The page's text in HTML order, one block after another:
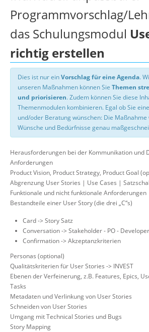
Programmvorschlag/
das Schulungsmodul
richtig erstellen
Dies ist nur einVorschlag für eine Agenda.
unseren Maßnahmen können Sie Themen
und priorisieren. Zudem können Sie diese
Themenmodulen kombinieren. Egal ob Sie
und/oder Beratung wünschen: Die Maßnahme
Wünsche und Bedürfnisse genau
Herausforderungen bei der Kommunikation und
Anforderungen
Product Vision, Product Strategy, Product Goal
Abgrenzung User Stories | Use Cases |
Funktionale und nicht funktionale Anforderungen
Bestandteile einer User Story (die drei „C“s)
Card -> Story Satz
Conversation -> Stakeholder - PO - Developer
Confirmation -> Akzeptanzkriterien
Personas (optional)
Qualitätskriterien für User Stories -> INVEST
Ebenen der Verfeinerung, z.B. Features, Epics,
Tasks
Metadaten und Verlinkung von User Stories
Schneiden von User Stories
Umgang mit Technical Stories und Bugs
Story Mapping